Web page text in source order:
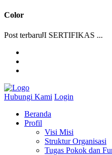
Color
Post terbaru
SERTIFIKAS ...
Hubungi Kami Login
Beranda
Profil
Visi Misi
Struktur Organisasi
Tugas Pokok dan